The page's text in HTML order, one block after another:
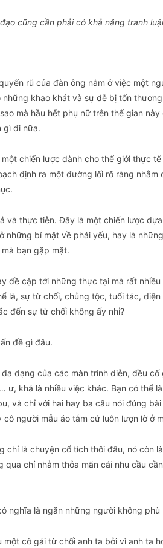
cũng cần phải có khả năng tranh
rũ của đàn ông nằm ở việc một
khao khát và sự dễ bị tổn
mà hầu hết phụ nữ trên thế gian
gì đi nữa.
chiến lược dành cho thế giới thực
định ra một đường lối rõ ràng nhằm
và thực tiễn. Đây là một chiến lược
những bí mật về phái yếu, hay là
bạn gặp mặt.
đề cập tới những thực tại mà rất
là, sự từ chối, chủng tộc, tuổi tác,
đến sự từ chối không ấy nhỉ?
đề gì đâu.
dạng của các màn trình diễn, đều
ư, khá là nhiều việc khác. Bạn có thể
và chỉ với hai hay ba câu nói đúng
người mẫu áo tắm cứ luôn lượn lờ ở
chỉ là chuyện cổ tích thôi đâu, nó còn
chỉ nhằm thỏa mãn cái nhu cầu
nghĩa là ngăn những người không phù
cô gái từ chối anh ta bởi vì anh ta